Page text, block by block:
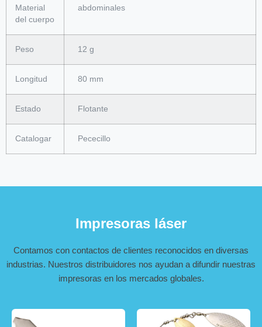
Material
del cuerpo
abdominales
Peso 12 g
Longitud 80 mm
Estado Flotante
Catalogar Pececillo
Impresoras láser
Contamos con contactos de clientes reconocidos en diversas
industrias. Nuestros distribuidores nos ayudan a difundir nuestras
impresoras en los mercados globales.